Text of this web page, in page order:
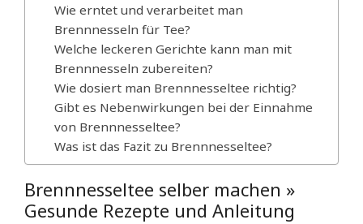
Wie erntet und verarbeitet man
Brennnesseln für Tee?
Welche leckeren Gerichte kann man mit
Brennnesseln zubereiten?
Wie dosiert man Brennnesseltee richtig?
Gibt es Nebenwirkungen bei der Einnahme
von Brennnesseltee?
Was ist das Fazit zu Brennnesseltee?
Brennnesseltee selber machen »
Gesunde Rezepte und Anleitung